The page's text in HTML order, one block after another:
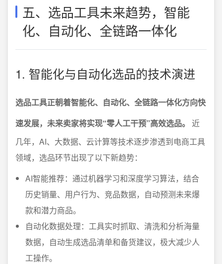
五、选品工具未来趋势，智能
化、自动化、全链路一体化
1. 智能化与自动化选品的技术演进
选品工具正朝着智能化、自动化、全链路一体化方向快
速发展，未来卖家将实现“零人工干预”高效选品。
近
几年，AI、大数据、云计算等技术逐步渗透到电商工具
领域，选品环节出现了以下新趋势：
AI智能推荐：通过机器学习和深度学习算法，结合
历史销量、用户行为、竞品数据，自动预测未来爆
款和潜力商品。
自动化数据处理：工具实时抓取、清洗和分析海量
数据，自动生成选品清单和备货建议，极大减少人
工操作。